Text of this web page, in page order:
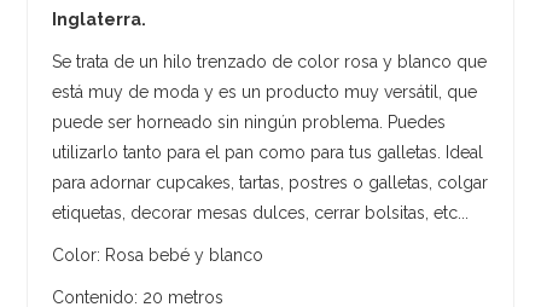
Inglaterra.
Se trata de un hilo trenzado de color rosa y blanco que
está muy de moda y es un producto muy versátil, que
puede ser horneado sin ningún problema. Puedes
utilizarlo tanto para el pan como para tus galletas. Ideal
para adornar cupcakes, tartas, postres o galletas, colgar
etiquetas, decorar mesas dulces, cerrar bolsitas, etc...
Color: Rosa bebé y blanco
Contenido: 20 metros